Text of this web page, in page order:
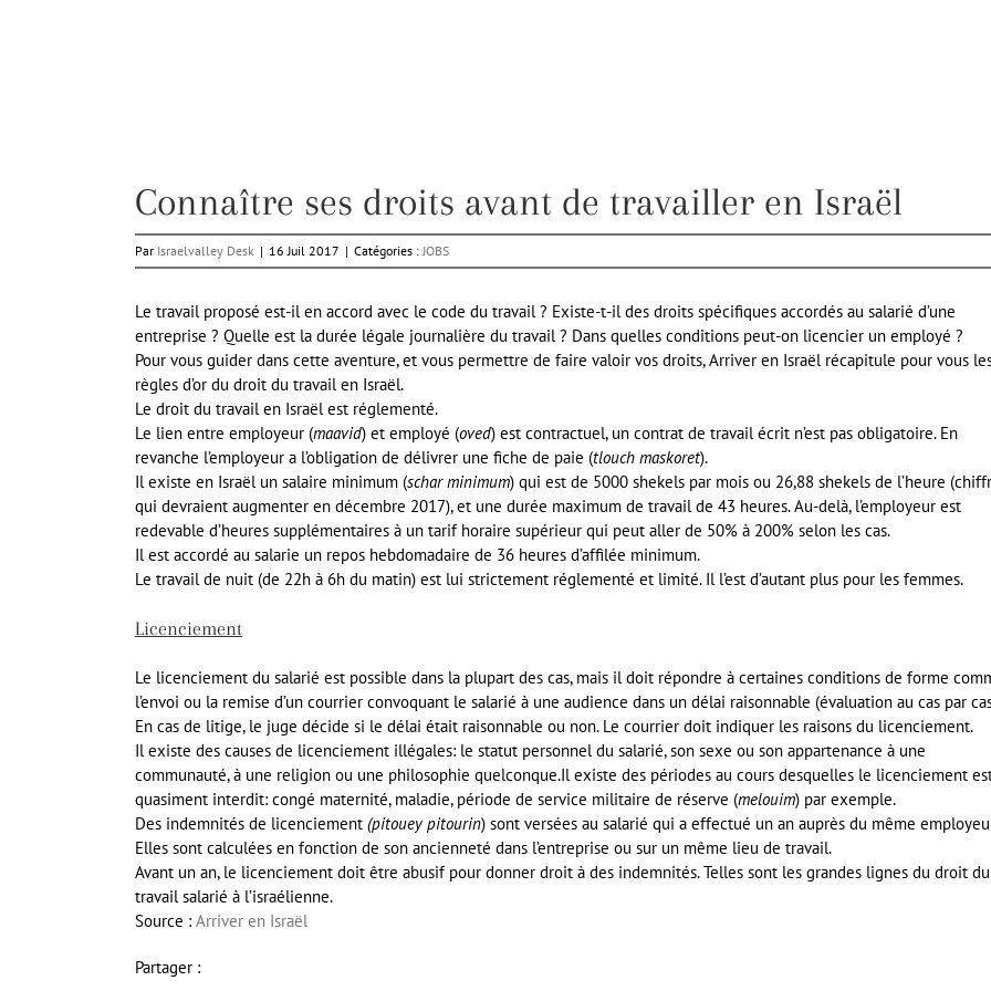
Connaître ses droits avant de travailler en Israël
Par Israelvalley Desk | 16 Juil 2017 | Catégories :JOBS
Le travail proposé est-il en accord avec le code du travail ? Existe-t-il des droits spécifiques accordés au salarié d’une
entreprise ? Quelle est la durée légale journalière du travail ? Dans quelles conditions peut-on licencier un employé ?
Pour vous guider dans cette aventure, et vous permettre de faire valoir vos droits, Arriver en Israël récapitule pour vous
règles d’or du droit du travail en Israël.
Le droit du travail en Israël est réglementé.
Le lien entre employeur (maavid) et employé (oved) est contractuel, un contrat de travail écrit n’est pas obligatoire. En
revanche l’employeur a l’obligation de délivrer une fiche de paie (tlouch maskoret).
Il existe en Israël un salaire minimum (schar minimum) qui est de 5000 shekels par mois ou 26,88 shekels de l’heure
qui devraient augmenter en décembre 2017), et une durée maximum de travail de 43 heures. Au-delà, l’employeur est
redevable d’heures supplémentaires à un tarif horaire supérieur qui peut aller de 50% à 200% selon les cas.
Il est accordé au salarie un repos hebdomadaire de 36 heures d’affilée minimum.
Le travail de nuit (de 22h à 6h du matin) est lui strictement réglementé et limité. Il l’est d’autant plus pour les femmes.
Licenciement
Le licenciement du salarié est possible dans la plupart des cas, mais il doit répondre à certaines conditions de forme
l’envoi ou la remise d’un courrier convoquant le salarié à une audience dans un délai raisonnable (évaluation au cas par
En cas de litige, le juge décide si le délai était raisonnable ou non. Le courrier doit indiquer les raisons du licenciement.
Il existe des causes de licenciement illégales: le statut personnel du salarié, son sexe ou son appartenance à une
communauté, à une religion ou une philosophie quelconque.Il existe des périodes au cours desquelles le licenciement
quasiment interdit: congé maternité, maladie, période de service militaire de réserve (melouim) par exemple.
Des indemnités de licenciement (pitouey pitourin) sont versées au salarié qui a effectué un an auprès du même
Elles sont calculées en fonction de son ancienneté dans l’entreprise ou sur un même lieu de travail.
Avant un an, le licenciement doit être abusif pour donner droit à des indemnités. Telles sont les grandes lignes du droit du
travail salarié à l’israélienne.
Source : Arriver en Israël
Partager :